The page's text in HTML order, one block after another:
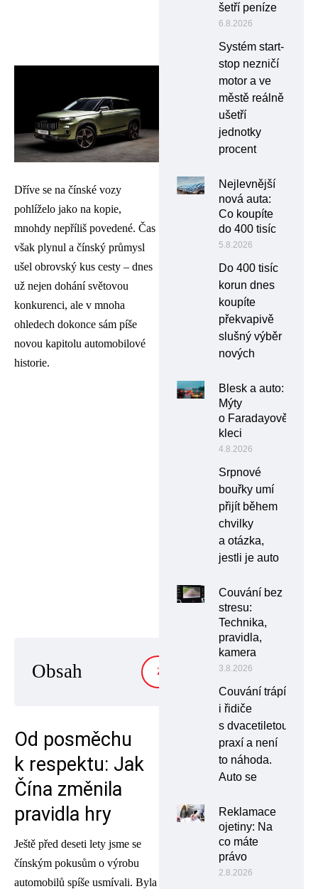
Dříve se na čínské vozy
pohlíželo jako na kopie,
mnohdy nepříliš povedené. Čas
však plynul a čínský průmysl
ušel obrovský kus cesty – dnes
už nejen dohání světovou
konkurenci, ale v mnoha
ohledech dokonce sám píše
novou kapitolu automobilové
historie.
Obsah ZOBRAZIT
Od posměchu
k respektu: Jak
Čína změnila
pravidla hry
Ještě před deseti lety jsme se
čínským pokusům o výrobu
automobilů spíše usmívali. Byla
šetří peníze
6.8.2026
Systém start-
stop nezničí
motor a ve
městě reálně
ušetří
jednotky
procent
Nejlevnější
nová auta:
Co koupíte
do 400 tisíc
5.8.2026
Do 400 tisíc
korun dnes
koupíte
překvapivě
slušný výběr
nových
Blesk a auto:
Mýty
o Faradayově
kleci
4.8.2026
Srpnové
bouřky umí
přijít během
chvilky
a otázka,
jestli je auto
Couvání bez
stresu:
Technika,
pravidla,
kamera
3.8.2026
Couvání trápí
i řidiče
s dvacetiletou
praxí a není
to náhoda.
Auto se
Reklamace
ojetiny: Na
co máte
právo
2.8.2026